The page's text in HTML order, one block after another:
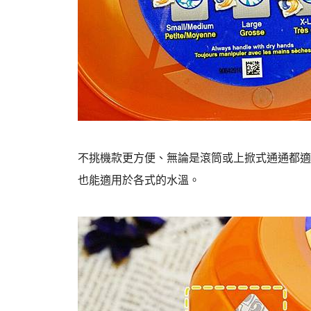
不挑機款更方便、無論是滾筒或上掀式通通都
也能適用於各式的水溫。